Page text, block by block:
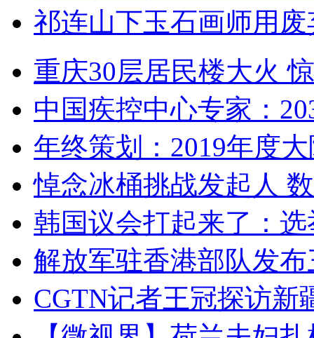
祁连山下玉石画师用
重庆30层居民楼大火
中国疾控中心专家：
年终策划：2019年度
悼念冰桶挑战发起人
韩国议会打起来了：
解放军驻香港部队发
CGTN记者王冠探访新